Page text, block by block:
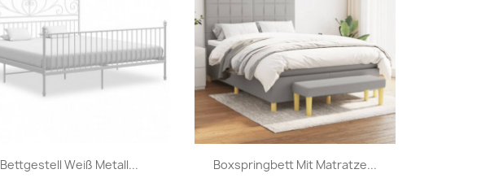
Bettgestell Weiß Metall...
Vorschau Boxspringbett Mit Matratze...
Vorschau